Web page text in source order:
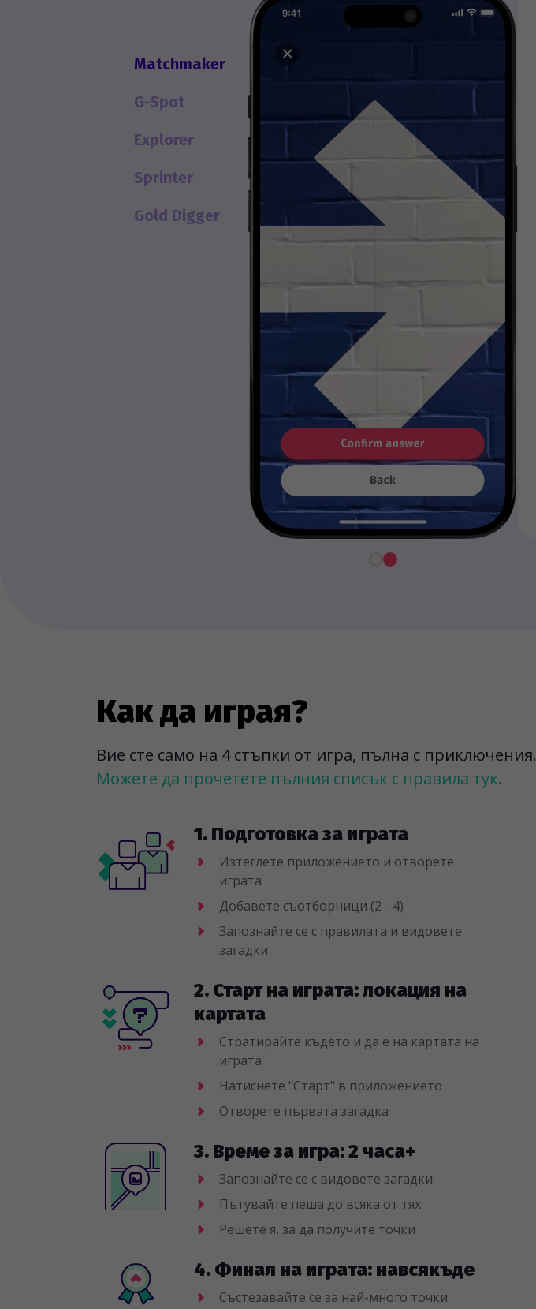
Matchmaker
G-Spot
Explorer
Sprinter
Gold Digger
Как да играя?
Вие сте само на 4 стъпки от игра, пълна с приключения.
Можете да прочетете пълния списък с правила тук.
1. Подготовка за играта
Изтеглете приложението и отворете
играта
Добавете съотборници (2 - 4)
Запознайте се с правилата и видовете
загадки
2. Старт на играта: локация на
картата
Стратирайте където и да е на картата на
играта
Натиснете "Старт" в приложението
Отворете първата загадка
3. Време за игра: 2 часа+
Запознайте се с видовете загадки
Пътувайте пеша до всяка от тях
Решете я, за да получите точки
4. Финал на играта: навсякъде
Състезавайте се за най-много точки